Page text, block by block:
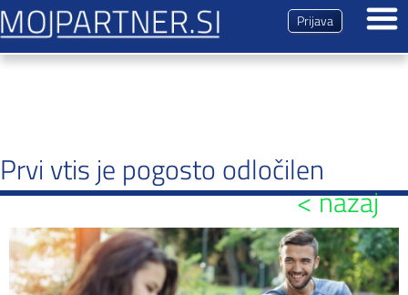
Magazin
Predstavitev
Nasveti
Zmenki
Prijava
Prvi vtis je pogosto odločilen
< nazaj